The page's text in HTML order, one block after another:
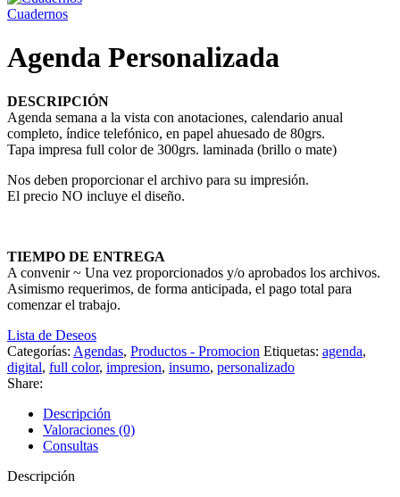
Cuadernos
Agenda Personalizada
DESCRIPCIÓN
Agenda semana a la vista con anotaciones, calendario anual
completo, índice telefónico, en papel ahuesado de 80grs.
Tapa impresa full color de 300grs. laminada (brillo o mate)
Nos deben proporcionar el archivo para su impresión.
El precio NO incluye el diseño.
TIEMPO DE ENTREGA
A convenir ~ Una vez proporcionados y/o aprobados los archivos.
Asimismo requerimos, de forma anticipada, el pago total para
comenzar el trabajo.
Lista de Deseos
Categorías: Agendas, Productos - Promocion Etiquetas: agenda,
digital, full color, impresion, insumo, personalizado
Share:
Descripción
Valoraciones (0)
Consultas
Descripción